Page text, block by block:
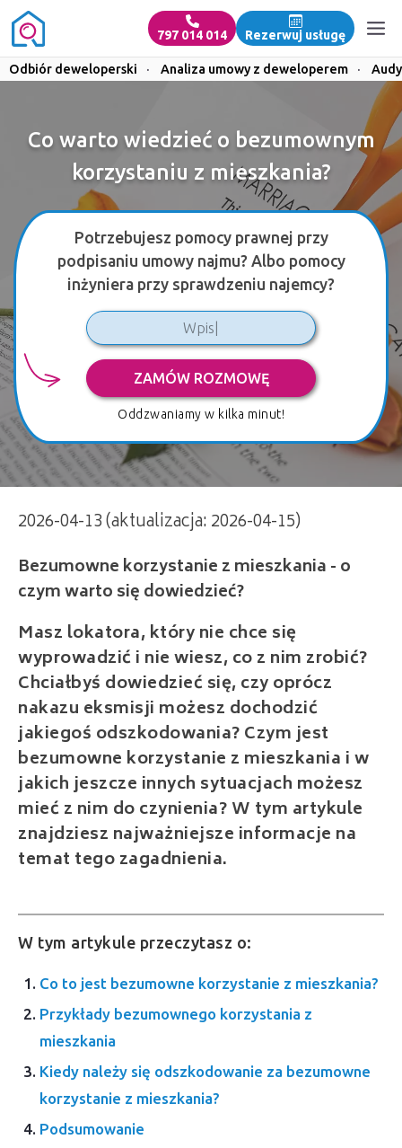
797 014 014 Rezerwuj usługę
Odbiór deweloperski · Analiza umowy z deweloperem ·
Co warto wiedzieć o bezumownym
korzystaniu z mieszkania?
Potrzebujesz pomocy prawnej przy
podpisaniu umowy najmu? Albo pomocy
inżyniera przy sprawdzeniu najemcy?
ZAMÓW ROZMOWĘ
Oddzwaniamy w kilka minut!
2026-04-13 (aktualizacja: 2026-04-15)
Bezumowne korzystanie z mieszkania - o
czym warto się dowiedzieć?
Masz lokatora, który nie chce się
wyprowadzić i nie wiesz, co z nim zrobić?
Chciałbyś dowiedzieć się, czy oprócz
nakazu eksmisji możesz dochodzić
jakiegoś odszkodowania? Czym jest
bezumowne korzystanie z mieszkania i w
jakich jeszcze innych sytuacjach możesz
mieć z nim do czynienia? W tym artykule
znajdziesz najważniejsze informacje na
temat tego zagadnienia.
W tym artykule przeczytasz o:
Co to jest bezumowne korzystanie z mieszkania?
Przykłady bezumownego korzystania z
mieszkania
Kiedy należy się odszkodowanie za bezumowne
korzystanie z mieszkania?
Podsumowanie